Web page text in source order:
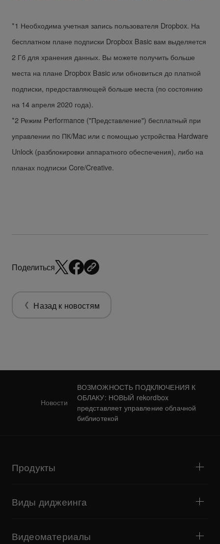
*1 Необходима учетная запись пользователя Dropbox. На
бесплатном плане подписки Dropbox Basic вам выделяется
2 Гб для хранения данных. Вы можете получить больше
места на плане Dropbox Basic или обновиться до платной
подписки, предоставляющей больше места (по состоянию
на 14 апреля 2020 года).
*2 Режим Performance ("Представление") бесплатный при
управлении по ПК/Mac или с помощью устройства Hardware
Unlock (разблокировки аппаратного обеспечения), либо на
планах подписки Core/Creative.
Поделиться
Назад к новостям
Новости
ВОЗМОЖНОСТЬ ПОДКЛЮЧЕНИЯ К
ОБЛАКУ: НОВЫЙ rekordbox
представляет управление облачной
библиотекой
Продукты
Комплексные DJ-системы
DJ-эффекторы
Виды диджеинга
Бары и небольшие площадки
Видеоматериалы